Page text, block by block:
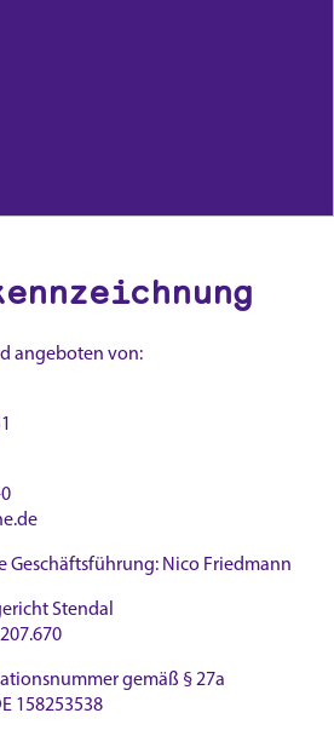
angeboten von:
Geschäftsführung: Nico Friedmann
Stendal
gemäß § 27a
158253538